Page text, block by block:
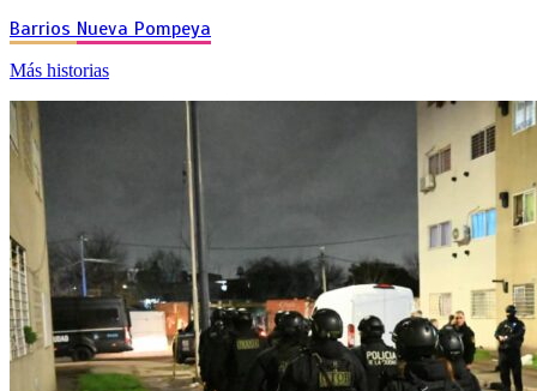
Barrios Nueva Pompeya
Más historias